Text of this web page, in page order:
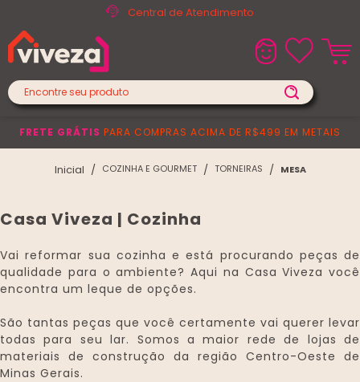
Central de Atendimento
FRETE GRÁTIS PARA COMPRAS ACIMA DE R$499 EM METAIS
COZINHA E GOURMET TORNEIRAS MESA
Casa Viveza | Cozinha
Vai reformar sua cozinha e está procurando peças de
qualidade para o ambiente? Aqui na Casa Viveza você
encontra um leque de opções.
São tantas peças que você certamente vai querer levar
todas para seu lar. Somos a maior rede de lojas de
materiais de construção da região Centro-Oeste de
Minas Gerais.